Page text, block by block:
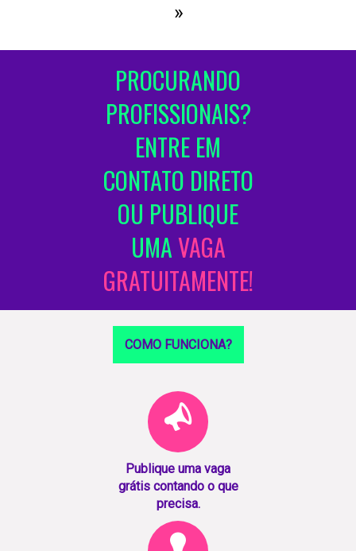
»
PROCURANDO
PROFISSIONAIS?
ENTRE EM
CONTATO DIRETO
OU PUBLIQUE
UMAVAGA
GRATUITAMENTE!
COMO FUNCIONA?
Publique uma vaga
grátis contando o que
precisa.